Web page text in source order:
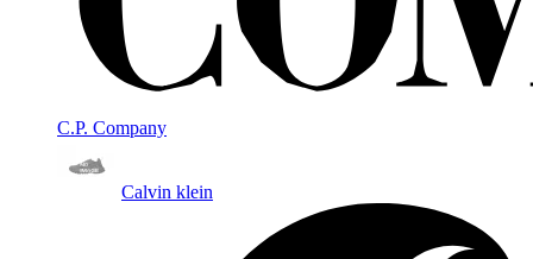
C.P. Company
Calvin klein